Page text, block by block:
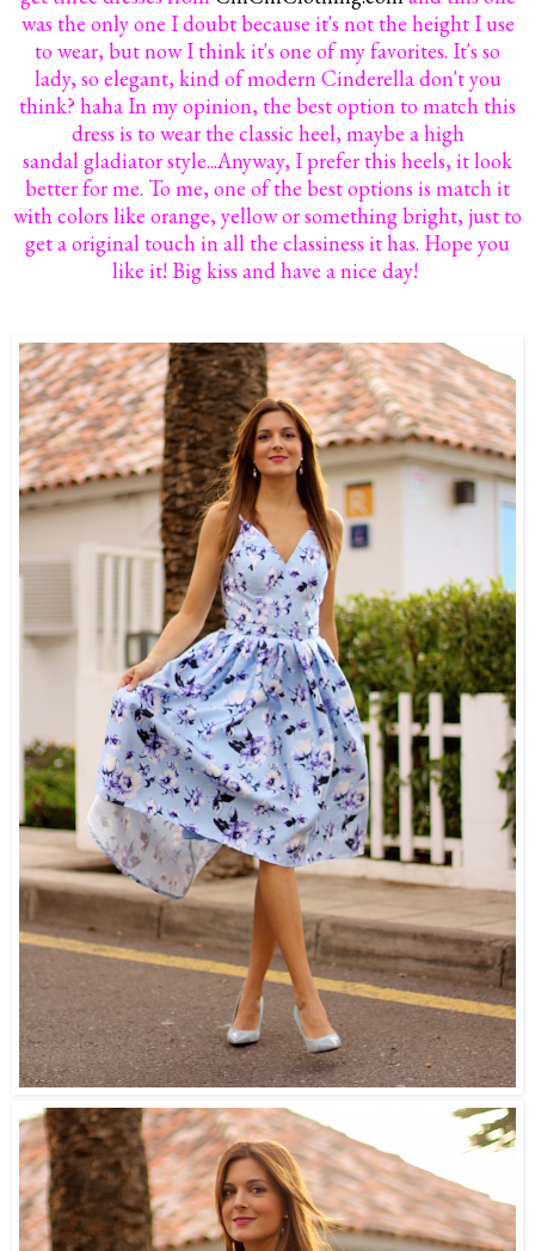
was the only one I doubt because it's not the height I use
to wear, but now I think it's one of my favorites. It's so
lady, so elegant, kind of modern Cinderella don't you
think? haha In my opinion, the best option to match this
dress is to wear the classic heel, maybe a high
sandal gladiator style...Anyway, I prefer this heels, it look
better for me. To me, one of the best options is match it
with colors like orange, yellow or something bright, just to
get a original touch in all the classiness it has. Hope you
like it! Big kiss and have a nice day!